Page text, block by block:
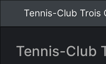
Tennis-Club Trois
Tennis-Club